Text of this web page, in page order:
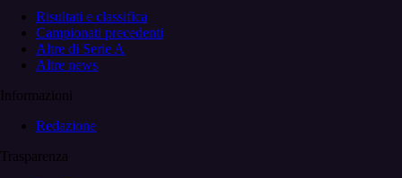
Risultati e classifica
Campionati precedenti
Altre di Serie A
Altre news
Informazioni
Redazione
Trasparenza